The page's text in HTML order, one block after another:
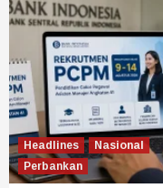
Headlines
Nasional
Perbankan